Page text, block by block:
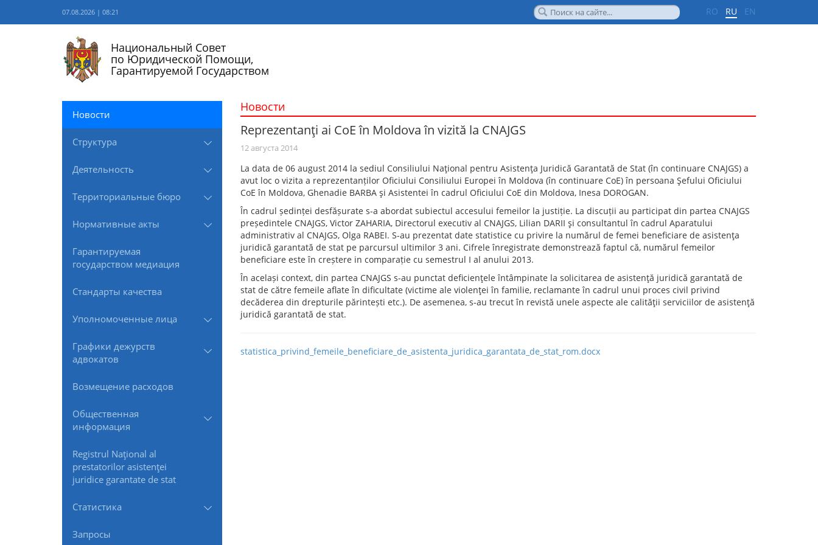
07.08.2026 | 08:21 RO RU EN
Национальный Совет
по Юридической Помощи,
Гарантируемой Государством
Новости
Структура
Деятельность
Территориальные бюро
Нормативные акты
Гарантируемая
государством медиация
Стандарты качества
Уполномоченные лица
Графики дежурств
адвокатов
Возмещение расходов
Общественная
информация
Registrul Naţional al
prestatorilor asistenţei
juridice garantate de stat
Статистика
Запросы
Новости
Reprezentanţi ai CoE în Moldova în vizită la CNAJGS
12 августа 2014
La data de 06 august 2014 la sediul Consiliului Naţional pentru Asistenţa Juridică Garantată de Stat (în continuare CNAJGS) a
avut loc o vizita a reprezentanților Oficiului Consiliului Europei în Moldova (în continuare CoE) în persoana Şefului Oficiului
CoE în Moldova, Ghenadie BARBA şi Asistentei în cadrul Oficiului CoE din Moldova, Inesa DOROGAN.
În cadrul ședinței desfășurate s-a abordat subiectul accesului femeilor la justiție. La discuții au participat din partea CNAJGS
președintele CNAJGS, Victor ZAHARIA, Directorul executiv al CNAJGS, Lilian DARII şi consultantul în cadrul Aparatului
administrativ al CNAJGS, Olga RABEI. S-au prezentat date statistice cu privire la numărul de femei beneficiare de asistenţa
juridică garantată de stat pe parcursul ultimilor 3 ani. Cifrele înregistrate demonstrează faptul că, numărul femeilor
beneficiare este în creștere in comparație cu semestrul I al anului 2013.
În același context, din partea CNAJGS s-au punctat deficienţele întâmpinate la solicitarea de asistenţă juridică garantată de
stat de către femeile aflate în dificultate (victime ale violenţei în familie, reclamante în cadrul unui proces civil privind
decăderea din drepturile părintești etc.). De asemenea, s-au trecut în revistă unele aspecte ale calităţii serviciilor de asistenţă
juridică garantată de stat.
statistica_privind_femeile_beneficiare_de_asistenta_juridica_garantata_de_stat_rom.docx